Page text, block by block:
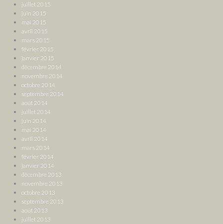
juillet 2015
juin 2015
mai 2015
avril 2015
mars 2015
février 2015
janvier 2015
décembre 2014
novembre 2014
octobre 2014
septembre 2014
août 2014
juillet 2014
juin 2014
mai 2014
avril 2014
mars 2014
février 2014
janvier 2014
décembre 2013
novembre 2013
octobre 2013
septembre 2013
août 2013
juillet 2013